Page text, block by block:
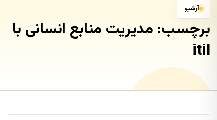
آرشیو
برچسب: مدیریت منابع انسانی با
itil